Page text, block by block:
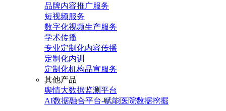
品牌内容推广服务
短视频服务
数字化视频生产服务
学术传播
专业定制化内容传播
定制化内训
定制化机构品宣服务
其他产品
舆情大数据监测平台
AI数据融合平台-赋能医院数据挖掘